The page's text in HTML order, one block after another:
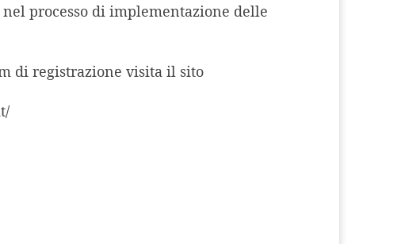
processo di implementazione delle
di registrazione visita il sito